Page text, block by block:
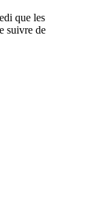
que les
suivre de